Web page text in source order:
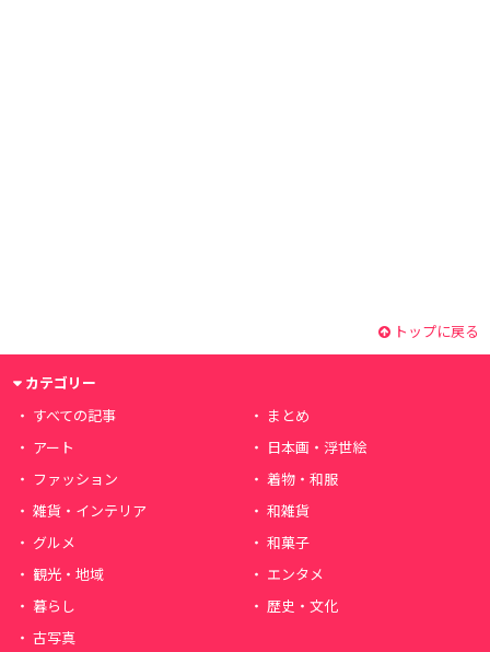
トップに戻る
カテゴリー
すべての記事
まとめ
アート
日本画・浮世絵
ファッション
着物・和服
雑貨・インテリア
和雑貨
グルメ
和菓子
観光・地域
エンタメ
暮らし
歴史・文化
古写真